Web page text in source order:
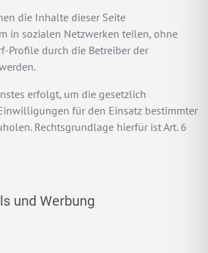
die Inhalte dieser Seite
in sozialen Netzwerken teilen, ohne
Profile durch die Betreiber der
erfolgt, um die gesetzlich
für den Einsatz bestimmter
Rechtsgrundlage hierfür ist Art. 6
und Werbung